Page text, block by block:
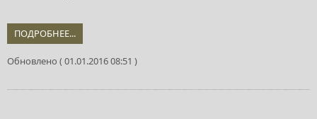
ПОДРОБНЕЕ...
Обновлено ( 01.01.2016 08:51 )